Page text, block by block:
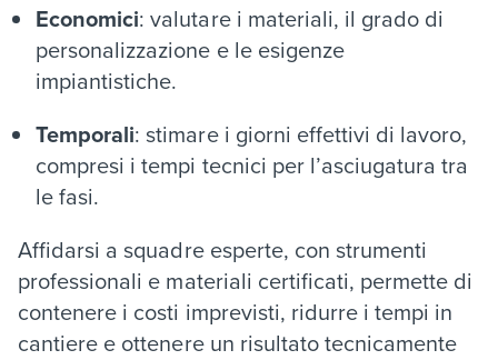
Economici: valutare i materiali, il grado di
personalizzazione e le esigenze
impiantistiche.
Temporali: stimare i giorni effettivi di lavoro,
compresi i tempi tecnici per l’asciugatura tra
le fasi.
Affidarsi a squadre esperte, con strumenti
professionali e materiali certificati, permette di
contenere i costi imprevisti, ridurre i tempi in
cantiere e ottenere un risultato tecnicamente